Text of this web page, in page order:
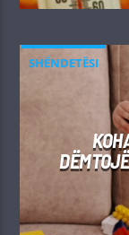
SHËNDETËSI